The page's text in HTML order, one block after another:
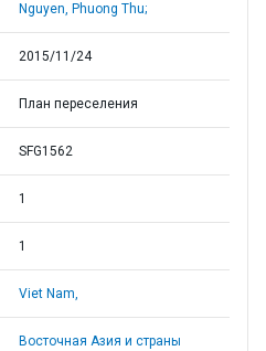
Nguyen, Phuong Thu;
2015/11/24
План переселения
SFG1562
1
1
Viet Nam,
Восточная Азия и страны